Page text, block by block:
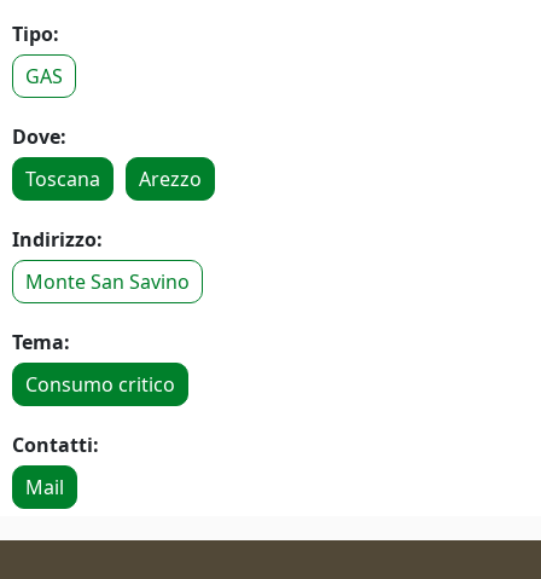
Tipo:
GAS
Dove:
Toscana
Arezzo
Indirizzo:
Monte San Savino
Tema:
Consumo critico
Contatti:
Mail